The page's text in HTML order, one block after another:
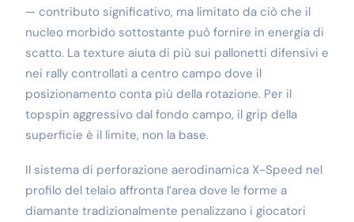
— contributo significativo, ma limitato da ciò che il
nucleo morbido sottostante può fornire in energia di
scatto. La texture aiuta di più sui pallonetti difensivi e
nei rally controllati a centro campo dove il
posizionamento conta più della rotazione. Per il
topspin aggressivo dal fondo campo, il grip della
superficie è il limite, non la base.
Il sistema di perforazione aerodinamica X-Speed nel
profilo del telaio affronta l’area dove le forme a
diamante tradizionalmente penalizzano i giocatori